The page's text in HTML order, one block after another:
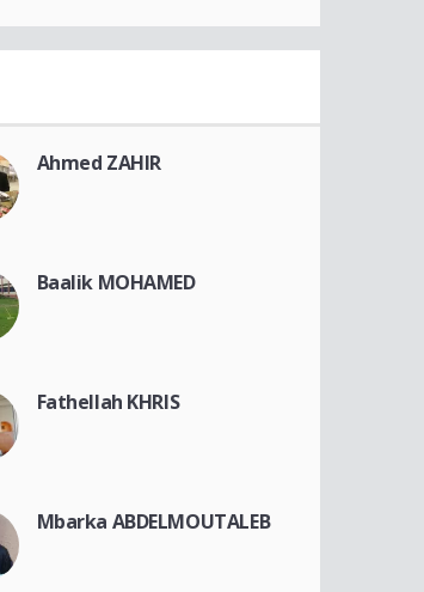
Ahmed ZAHIR
Baalik MOHAMED
Fathellah KHRIS
Mbarka ABDELMOUTALEB